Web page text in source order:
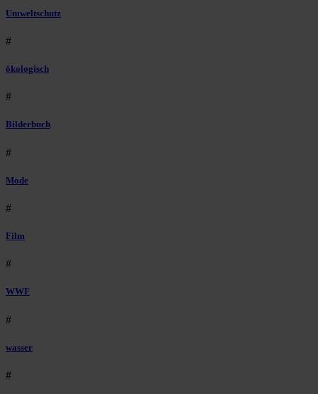
Umweltschutz
#
ökologisch
#
Bilderbuch
#
Mode
#
Film
#
WWF
#
wasser
#